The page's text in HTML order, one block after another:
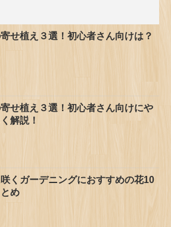
せ植え３選！初心者さん向けは？
せ植え３選！初心者さん向けにや
解説！
くガーデニングにおすすめの花10
め